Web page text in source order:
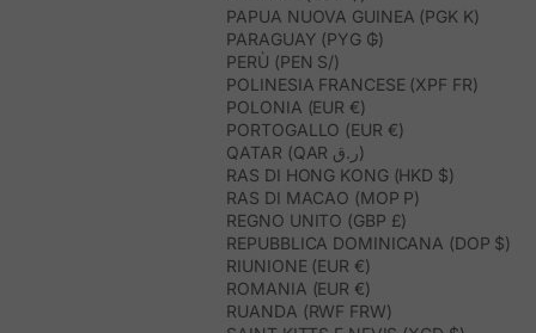
PAPUA NUOVA GUINEA (PGK K)
PARAGUAY (PYG ₲)
PERÙ (PEN S/)
POLINESIA FRANCESE (XPF FR)
POLONIA (EUR €)
PORTOGALLO (EUR €)
QATAR (QAR ر.ق)
RAS DI HONG KONG (HKD $)
RAS DI MACAO (MOP P)
REGNO UNITO (GBP £)
REPUBBLICA DOMINICANA (DOP $)
RIUNIONE (EUR €)
ROMANIA (EUR €)
RUANDA (RWF FRW)